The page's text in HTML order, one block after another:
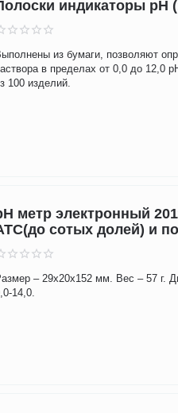
индикаторы рН
из бумаги, позволяют
в пределах от 0,0 до 12,0
100 изделий.
метр электронный
сотых долей) и
– 29х20х152 мм. Вес – 57 г.
14,0.